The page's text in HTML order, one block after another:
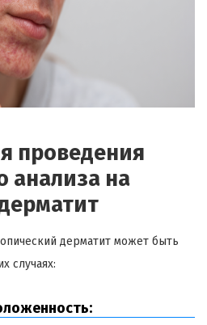
проведения
анализа на
дерматит может быть
случаях: